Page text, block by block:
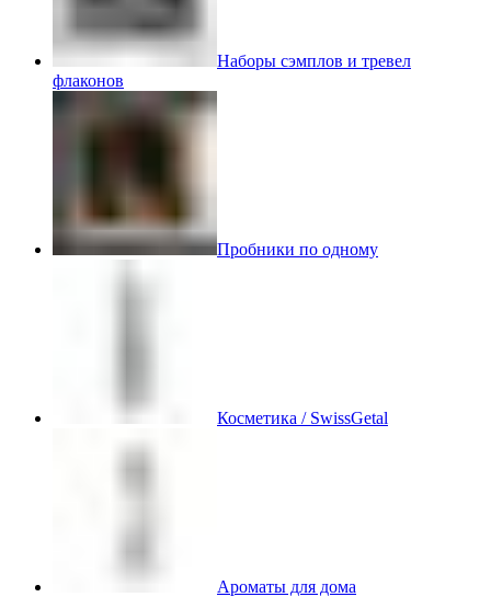
Наборы сэмплов и тревел
флаконов
Пробники по одному
Косметика / SwissGetal
Ароматы для дома